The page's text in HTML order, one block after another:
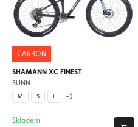
CARBON
SHAMANN XC FINEST
SUNN
M S L +1
Skladem